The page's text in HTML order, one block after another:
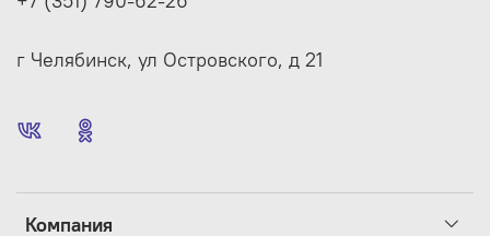
Компания
г Челябинск, ул Островского, д 21